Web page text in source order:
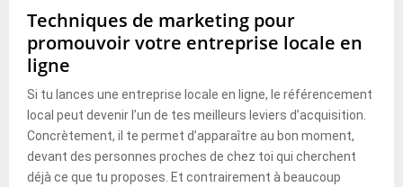
Techniques de marketing pour
promouvoir votre entreprise locale en
ligne
Si tu lances une entreprise locale en ligne, le référencement
local peut devenir l’un de tes meilleurs leviers d’acquisition.
Concrètement, il te permet d’apparaître au bon moment,
devant des personnes proches de chez toi qui cherchent
déjà ce que tu proposes. Et contrairement à beaucoup